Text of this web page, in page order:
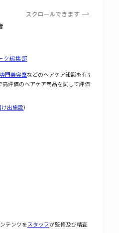
スクロールできます
ク編集部
門美容室などのヘアケア知識を有す
評価のヘアケア商品を試して評価し
け出施設）
テンツをスタッフが監修及び精査